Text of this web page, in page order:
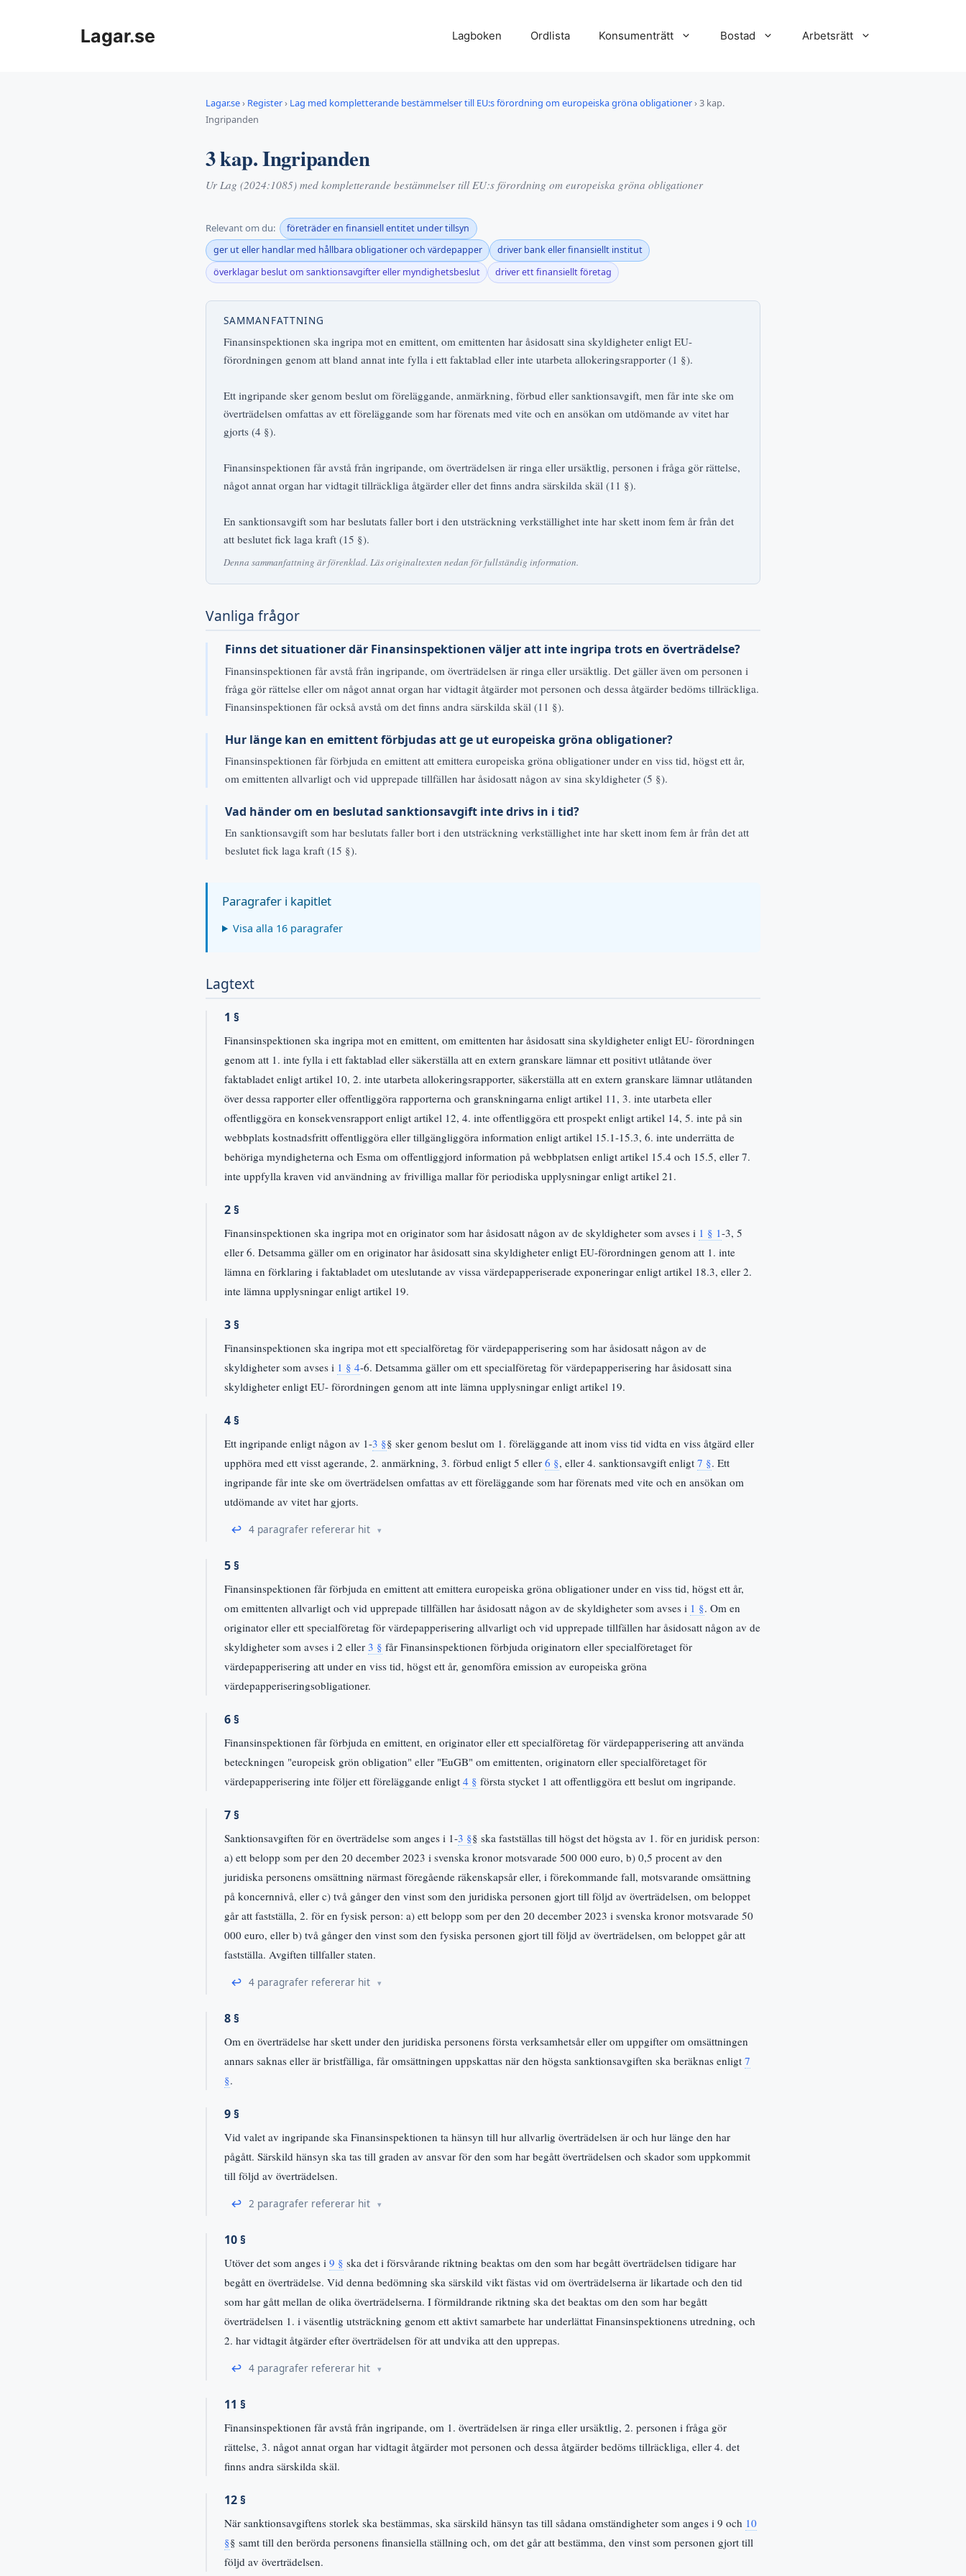
Lagar.se Lagboken Ordlista Konsumenträtt Bostad Arbetsrätt
Lagar.se› Register› Lag med kompletterande bestämmelser till EU:s förordning om europeiska gröna obligationer›3 kap.
Ingripanden
3 kap. Ingripanden
Ur Lag (2024:1085) med kompletterande bestämmelser till EU:s förordning om europeiska gröna obligationer
Relevant om du:
företräder en finansiell entitet under tillsyn
ger ut eller handlar med hållbara obligationer och värdepapper
driver bank eller finansiellt institut
överklagar beslut om sanktionsavgifter eller myndighetsbeslut
driver ett finansiellt företag
SAMMANFATTNING
Finansinspektionen ska ingripa mot en emittent, om emittenten har åsidosatt sina skyldigheter enligt EU-
förordningen genom att bland annat inte fylla i ett faktablad eller inte utarbeta allokeringsrapporter (1 §).
Ett ingripande sker genom beslut om föreläggande, anmärkning, förbud eller sanktionsavgift, men får inte ske om
överträdelsen omfattas av ett föreläggande som har förenats med vite och en ansökan om utdömande av vitet har
gjorts (4 §).
Finansinspektionen får avstå från ingripande, om överträdelsen är ringa eller ursäktlig, personen i fråga gör rättelse,
något annat organ har vidtagit tillräckliga åtgärder eller det finns andra särskilda skäl (11 §).
En sanktionsavgift som har beslutats faller bort i den utsträckning verkställighet inte har skett inom fem år från det
att beslutet fick laga kraft (15 §).
Denna sammanfattning är förenklad. Läs originaltexten nedan för fullständig information.
Vanliga frågor
Finns det situationer där Finansinspektionen väljer att inte ingripa trots en överträdelse?
Finansinspektionen får avstå från ingripande, om överträdelsen är ringa eller ursäktlig. Det gäller även om personen i
fråga gör rättelse eller om något annat organ har vidtagit åtgärder mot personen och dessa åtgärder bedöms tillräckliga.
Finansinspektionen får också avstå om det finns andra särskilda skäl (11 §).
Hur länge kan en emittent förbjudas att ge ut europeiska gröna obligationer?
Finansinspektionen får förbjuda en emittent att emittera europeiska gröna obligationer under en viss tid, högst ett år,
om emittenten allvarligt och vid upprepade tillfällen har åsidosatt någon av sina skyldigheter (5 §).
Vad händer om en beslutad sanktionsavgift inte drivs in i tid?
En sanktionsavgift som har beslutats faller bort i den utsträckning verkställighet inte har skett inom fem år från det att
beslutet fick laga kraft (15 §).
Paragrafer i kapitlet
Visa alla 16 paragrafer
Lagtext
1 §
Finansinspektionen ska ingripa mot en emittent, om emittenten har åsidosatt sina skyldigheter enligt EU- förordningen
genom att 1. inte fylla i ett faktablad eller säkerställa att en extern granskare lämnar ett positivt utlåtande över
faktabladet enligt artikel 10, 2. inte utarbeta allokeringsrapporter, säkerställa att en extern granskare lämnar utlåtanden
över dessa rapporter eller offentliggöra rapporterna och granskningarna enligt artikel 11, 3. inte utarbeta eller
offentliggöra en konsekvensrapport enligt artikel 12, 4. inte offentliggöra ett prospekt enligt artikel 14, 5. inte på sin
webbplats kostnadsfritt offentliggöra eller tillgängliggöra information enligt artikel 15.1-15.3, 6. inte underrätta de
behöriga myndigheterna och Esma om offentliggjord information på webbplatsen enligt artikel 15.4 och 15.5, eller 7.
inte uppfylla kraven vid användning av frivilliga mallar för periodiska upplysningar enligt artikel 21.
2 §
Finansinspektionen ska ingripa mot en originator som har åsidosatt någon av de skyldigheter som avses i 1 § 1-3, 5
eller 6. Detsamma gäller om en originator har åsidosatt sina skyldigheter enligt EU-förordningen genom att 1. inte
lämna en förklaring i faktabladet om uteslutande av vissa värdepapperiserade exponeringar enligt artikel 18.3, eller 2.
inte lämna upplysningar enligt artikel 19.
3 §
Finansinspektionen ska ingripa mot ett specialföretag för värdepapperisering som har åsidosatt någon av de
skyldigheter som avses i 1 § 4-6. Detsamma gäller om ett specialföretag för värdepapperisering har åsidosatt sina
skyldigheter enligt EU- förordningen genom att inte lämna upplysningar enligt artikel 19.
4 §
Ett ingripande enligt någon av 1-3 §§ sker genom beslut om 1. föreläggande att inom viss tid vidta en viss åtgärd eller
upphöra med ett visst agerande, 2. anmärkning, 3. förbud enligt 5 eller 6 §, eller 4. sanktionsavgift enligt 7 §. Ett
ingripande får inte ske om överträdelsen omfattas av ett föreläggande som har förenats med vite och en ansökan om
utdömande av vitet har gjorts.
↩ 4 paragrafer refererar hit
5 §
Finansinspektionen får förbjuda en emittent att emittera europeiska gröna obligationer under en viss tid, högst ett år,
om emittenten allvarligt och vid upprepade tillfällen har åsidosatt någon av de skyldigheter som avses i 1 §. Om en
originator eller ett specialföretag för värdepapperisering allvarligt och vid upprepade tillfällen har åsidosatt någon av de
skyldigheter som avses i 2 eller 3 § får Finansinspektionen förbjuda originatorn eller specialföretaget för
värdepapperisering att under en viss tid, högst ett år, genomföra emission av europeiska gröna
värdepapperiseringsobligationer.
6 §
Finansinspektionen får förbjuda en emittent, en originator eller ett specialföretag för värdepapperisering att använda
beteckningen "europeisk grön obligation" eller "EuGB" om emittenten, originatorn eller specialföretaget för
värdepapperisering inte följer ett föreläggande enligt 4 § första stycket 1 att offentliggöra ett beslut om ingripande.
7 §
Sanktionsavgiften för en överträdelse som anges i 1-3 §§ ska fastställas till högst det högsta av 1. för en juridisk person:
a) ett belopp som per den 20 december 2023 i svenska kronor motsvarade 500 000 euro, b) 0,5 procent av den
juridiska personens omsättning närmast föregående räkenskapsår eller, i förekommande fall, motsvarande omsättning
på koncernnivå, eller c) två gånger den vinst som den juridiska personen gjort till följd av överträdelsen, om beloppet
går att fastställa, 2. för en fysisk person: a) ett belopp som per den 20 december 2023 i svenska kronor motsvarade 50
000 euro, eller b) två gånger den vinst som den fysiska personen gjort till följd av överträdelsen, om beloppet går att
fastställa. Avgiften tillfaller staten.
↩ 4 paragrafer refererar hit
8 §
Om en överträdelse har skett under den juridiska personens första verksamhetsår eller om uppgifter om omsättningen
annars saknas eller är bristfälliga, får omsättningen uppskattas när den högsta sanktionsavgiften ska beräknas enligt 7
§.
9 §
Vid valet av ingripande ska Finansinspektionen ta hänsyn till hur allvarlig överträdelsen är och hur länge den har
pågått. Särskild hänsyn ska tas till graden av ansvar för den som har begått överträdelsen och skador som uppkommit
till följd av överträdelsen.
↩ 2 paragrafer refererar hit
10 §
Utöver det som anges i 9 § ska det i försvårande riktning beaktas om den som har begått överträdelsen tidigare har
begått en överträdelse. Vid denna bedömning ska särskild vikt fästas vid om överträdelserna är likartade och den tid
som har gått mellan de olika överträdelserna. I förmildrande riktning ska det beaktas om den som har begått
överträdelsen 1. i väsentlig utsträckning genom ett aktivt samarbete har underlättat Finansinspektionens utredning, och
2. har vidtagit åtgärder efter överträdelsen för att undvika att den upprepas.
↩ 4 paragrafer refererar hit
11 §
Finansinspektionen får avstå från ingripande, om 1. överträdelsen är ringa eller ursäktlig, 2. personen i fråga gör
rättelse, 3. något annat organ har vidtagit åtgärder mot personen och dessa åtgärder bedöms tillräckliga, eller 4. det
finns andra särskilda skäl.
12 §
När sanktionsavgiftens storlek ska bestämmas, ska särskild hänsyn tas till sådana omständigheter som anges i 9 och 10
§§ samt till den berörda personens finansiella ställning och, om det går att bestämma, den vinst som personen gjort till
följd av överträdelsen.